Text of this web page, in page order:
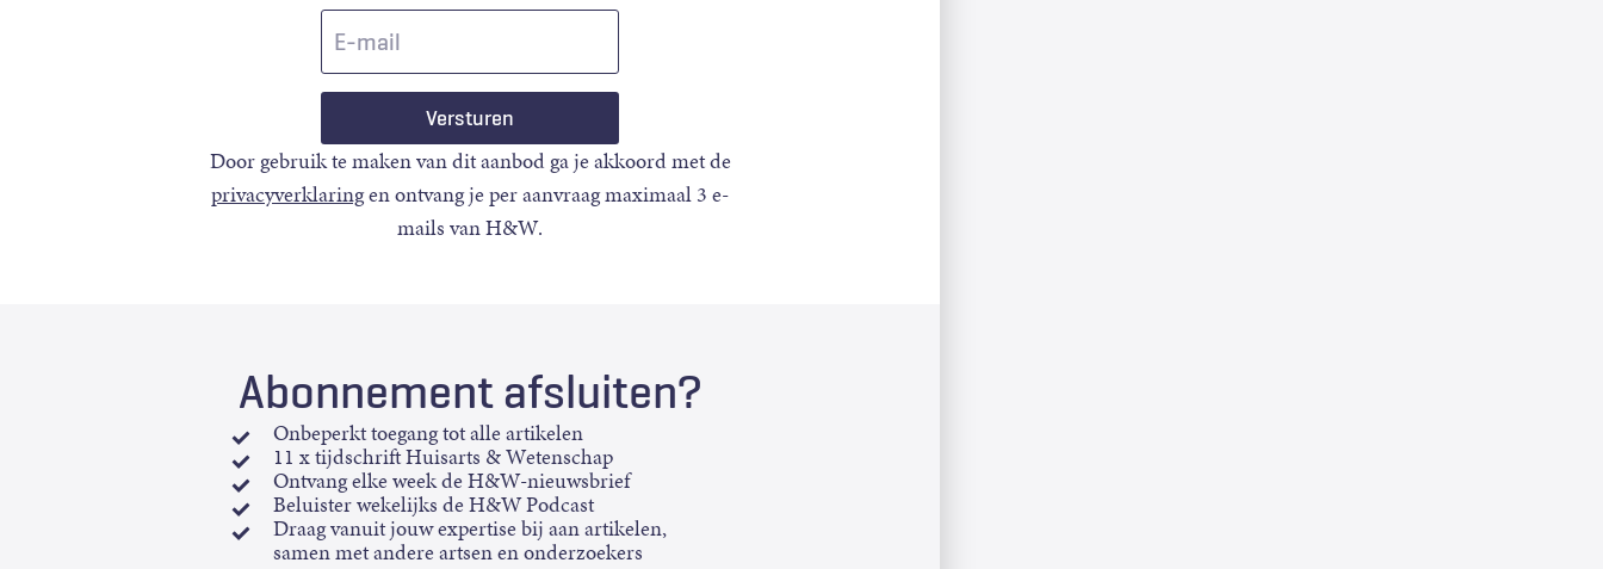
Door gebruik te maken van dit aanbod ga je akkoord met de
privacyverklaringen ontvang je per aanvraag maximaal 3 e-
mails van H&W.
Abonnement afsluiten?
Onbeperkt toegang tot alle artikelen
11 x tijdschrift Huisarts & Wetenschap
Ontvang elke week de H&W-nieuwsbrief
Beluister wekelijks de H&W Podcast
Draag vanuit jouw expertise bij aan artikelen,
samen met andere artsen en onderzoekers